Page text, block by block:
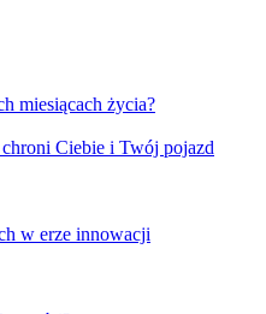
miesiącach życia?
Ciebie i Twój pojazd
w erze innowacji